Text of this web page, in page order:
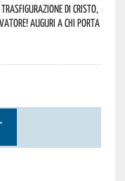
di Cristo,
Auguri a chi porta